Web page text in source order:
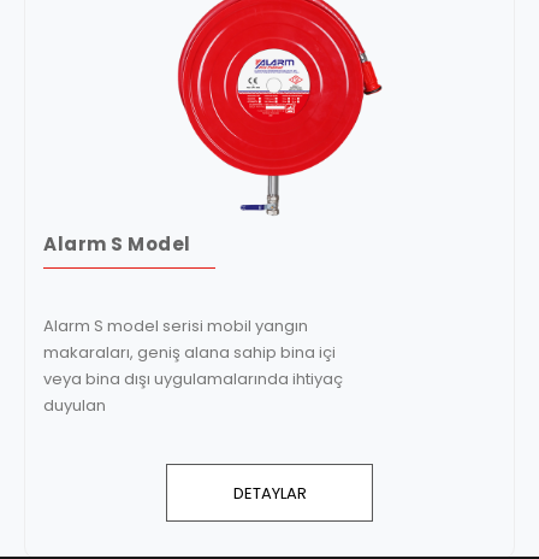
Alarm S Model
Alarm S model serisi mobil yangın
makaraları, geniş alana sahip bina içi
veya bina dışı uygulamalarında ihtiyaç
duyulan
DETAYLAR